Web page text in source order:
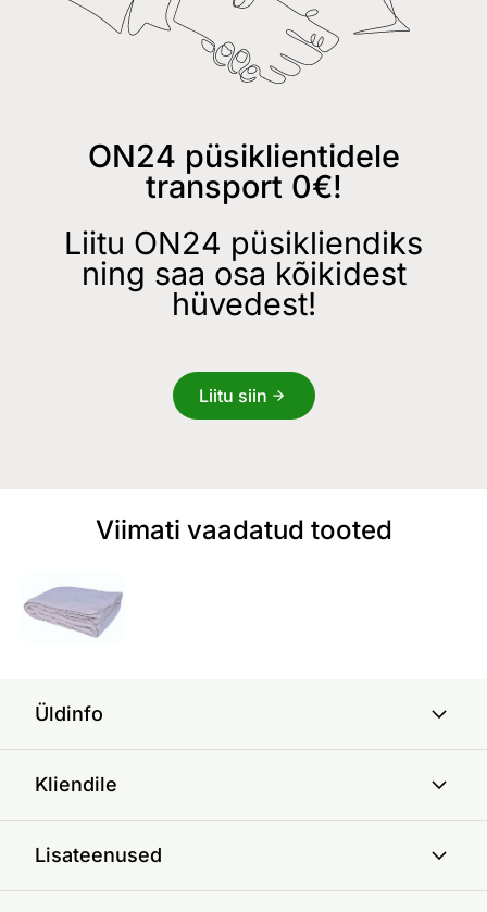
ON24 püsiklientidele
transport 0€!
Liitu ON24 püsikliendiks
ning saa osa kõikidest
hüvedest!
Liitu siin
Viimati vaadatud tooted
Üldinfo
Kliendile
Lisateenused